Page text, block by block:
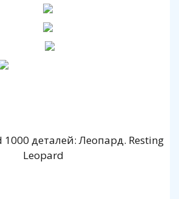
1000 деталей: Леопард. Resting
Leopard